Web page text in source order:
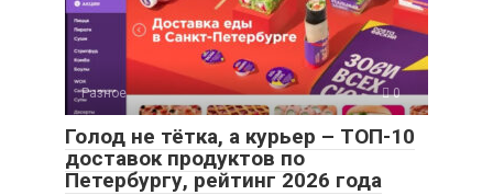
Разное 0
Голод не тётка, а курьер – ТОП-10
доставок продуктов по
Петербургу, рейтинг 2026 года